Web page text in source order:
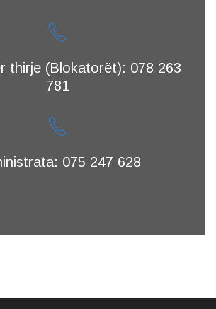
thirje (Blokatorët): 078 263
781
075 247 628